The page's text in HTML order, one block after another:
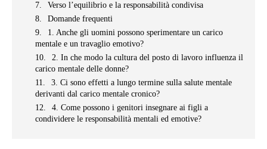
Verso l’equilibrio e la responsabilità condivisa
Domande frequenti
1. Anche gli uomini possono sperimentare un carico
mentale e un travaglio emotivo?
2. In che modo la cultura del posto di lavoro influenza il
carico mentale delle donne?
3. Ci sono effetti a lungo termine sulla salute mentale
derivanti dal carico mentale cronico?
4. Come possono i genitori insegnare ai figli a
condividere le responsabilità mentali ed emotive?